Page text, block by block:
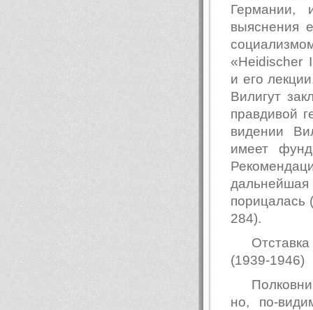
Германии,
выяснения
«Heidischer
и его
Вилигут
правдивой
видении
имеет
порицалась
284).
(1939-1946)
но, по-